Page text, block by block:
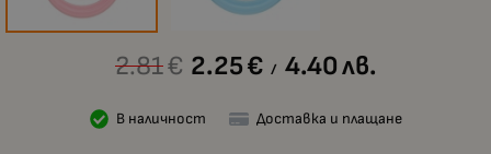
2.81€ 2.25€ / 4.40лв.
В наличност Доставка и плащане